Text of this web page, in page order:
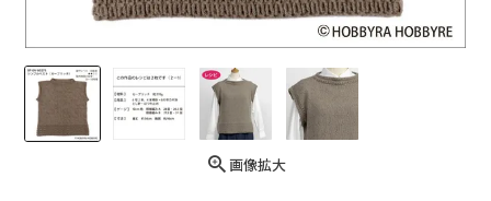
画像拡大